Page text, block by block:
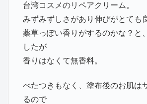
台湾コスメのリペアクリーム。
みずみずしさがあり伸びがとても
薬草っぽい香りがするのかな？と
したが
香りはなくて無香料。
べたつきもなく、塗布後のお肌は
るので